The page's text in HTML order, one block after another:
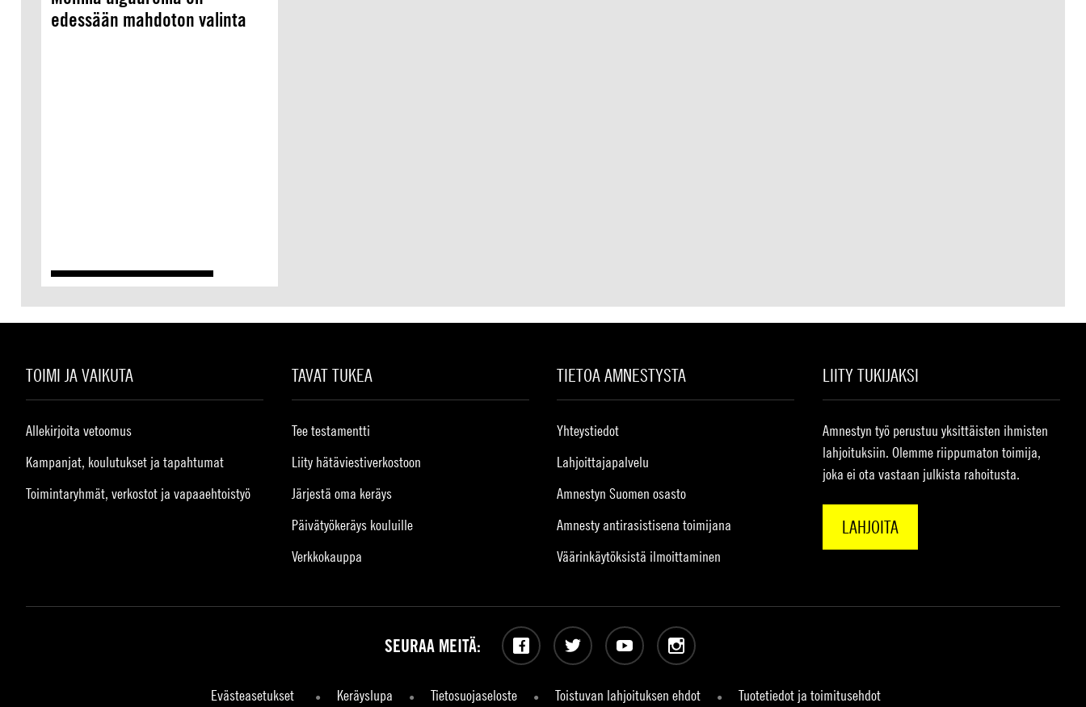
edessään mahdoton valinta
TOIMI JA VAIKUTA
Allekirjoita vetoomus
Kampanjat, koulutukset ja tapahtumat
Toimintaryhmät, verkostot ja vapaaehtoistyö
TAVAT TUKEA
Tee testamentti
Liity hätäviestiverkostoon
Järjestä oma keräys
Päivätyökeräys kouluille
Verkkokauppa
TIETOA AMNESTYSTA
Yhteystiedot
Lahjoittajapalvelu
Amnestyn Suomen osasto
Amnesty antirasistisena toimijana
Väärinkäytöksistä ilmoittaminen
LIITY TUKIJAKSI
Amnestyn työ perustuu yksittäisten ihmisten
lahjoituksiin. Olemme riippumaton toimija,
joka ei ota vastaan julkista rahoitusta.
LAHJOITA
Evästeasetukset Keräyslupa Tietosuojaseloste Toistuvan lahjoituksen ehdot Tuotetiedot ja toimitusehdot
SEURAA MEITÄ: Facebook Twitter YouTubeInstagram